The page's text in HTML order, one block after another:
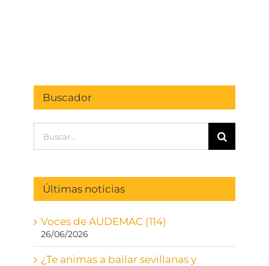
Buscador
Últimas noticias
Voces de AUDEMAC (114)
26/06/2026
¿Te animas a bailar sevillanas y